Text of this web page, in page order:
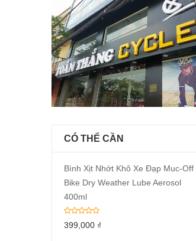
CÓ THỂ CẦN
Bình Xịt Nhớt Khô Xe Đạp Muc-Off
Bike Dry Weather Lube Aerosol
400ml
399,000 ₫